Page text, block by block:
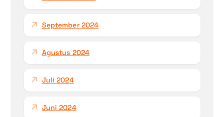
September 2024
Agustus 2024
Juli 2024
Juni 2024